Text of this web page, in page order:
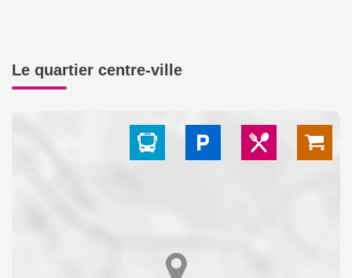
Le quartier centre-ville